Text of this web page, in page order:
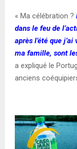
« Ma célébration ?
dans le feu de
après l’été que
ma famille, sont
a expliqué le
anciens